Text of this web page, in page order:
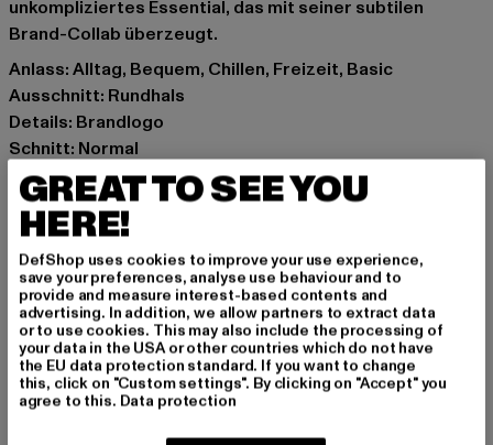
unkompliziertes Essential, das mit seiner subtilen
Brand-Collab überzeugt.
Anlass: Alltag, Bequem, Chillen, Freizeit, Basic
Ausschnitt: Rundhals
Details: Brandlogo
Schnitt: Normal
Marke: FILA
Kat.: T-Shirts
Farbe: schwarz
Hersteller Farbe: black beauty
Materialzusammensetzung: 100% Baumwolle
Art.Nr: 688383-04848
Hersteller: medico sports fashion GmbH |
info@medico.eu.
Artlandstraße 73 | 49610 Quakenbrück | DE
GREAT TO SEE YOU
HERE!
DefShop uses cookies to improve your use experience,
save your preferences, analyse use behaviour and to
provide and measure interest-based contents and
advertising. In addition, we allow partners to extract data
or to use cookies. This may also include the processing of
your data in the USA or other countries which do not have
the EU data protection standard. If you want to change
this, click on "Custom settings". By clicking on "Accept" you
agree to this. Data protection